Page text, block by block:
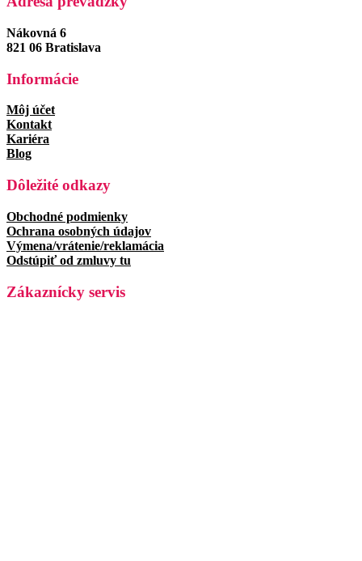
Nákovná 6
821 06 Bratislava
Informácie
Môj účet
Kontakt
Kariéra
Blog
Dôležité odkazy
Obchodné podmienky
Ochrana osobných údajov
Výmena/vrátenie/reklamácia
Odstúpiť od zmluvy tu
Zákaznícky servis